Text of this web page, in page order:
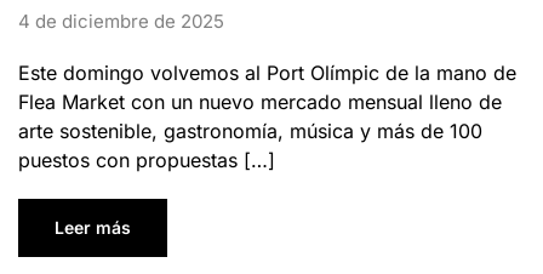
4 de diciembre de 2025
Este domingo volvemos al Port Olímpic de la mano de
Flea Market con un nuevo mercado mensual lleno de
arte sostenible, gastronomía, música y más de 100
puestos con propuestas […]
Leer más